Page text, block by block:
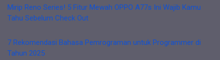
Mirip Reno Series! 5 Fitur Mewah OPPO A77s Ini Wajib Kamu
Tahu Sebelum Check Out
7 Rekomendasi Bahasa Pemrograman untuk Programmer di
Tahun 2025